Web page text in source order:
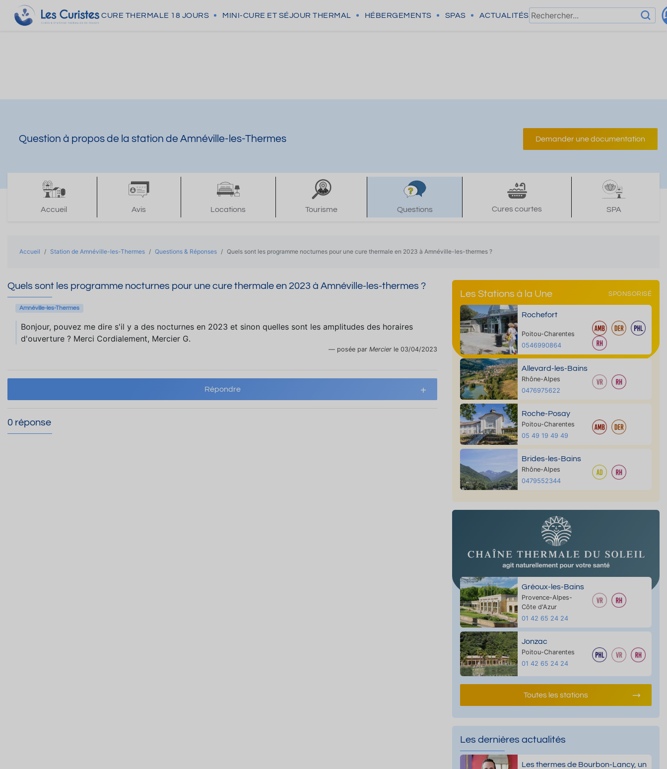
CURE THERMALE 18 JOURS MINI-CURE ET SÉJOUR THERMAL HÉBERGEMENTS SPAS ACTUALITÉS
Question à propos de la station de Amnéville-les-Thermes Demander une documentation
Accueil Avis Locations Tourisme Questions Cures courtes SPA
Accueil Station de Amnéville-les-Thermes Questions & Réponses Quels sont les programme nocturnes pour une cure thermale en 2023 à Amnéville-les-thermes ?
Quels sont les programme nocturnes pour une cure thermale en 2023 à Amnéville-les-thermes ?
Amnéville-les-Thermes
Bonjour, pouvez me dire s'il y a des nocturnes en 2023 et sinon quelles sont les amplitudes des horaires
d'ouverture ? Merci Cordialement, Mercier G.
posée par Mercier le 03/04/2023
Répondre
0 réponse
Les Stations à la Une SPONSORISÉ
Rochefort
Poitou-Charentes
0546990864
Allevard-les-Bains
Rhône-Alpes
0476975622
Roche-Posay
Poitou-Charentes
05 49 19 49 49
Brides-les-Bains
Rhône-Alpes
0479552344
Gréoux-les-Bains
Provence-Alpes-
Côte d'Azur
01 42 65 24 24
Jonzac
Poitou-Charentes
01 42 65 24 24
Toutes les stations
Les dernières actualités
Les thermes de Bourbon-Lancy, un